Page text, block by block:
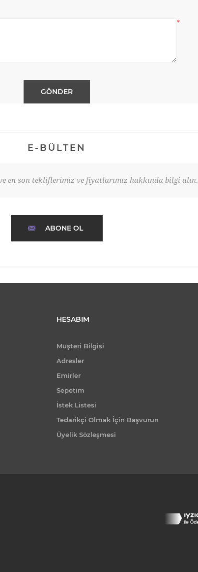
*
E-BÜLTEN
en son tekliflerimiz ve fiyatlarımız hakkında bilgi alın.
ABONE OL
HESABIM
Müşteri Bilgisi
Adresler
Emirler
Sepetim
İstek Listesi
Tedarikçi Olmak İçin Başvurun
Üyelik Sözleşmesi